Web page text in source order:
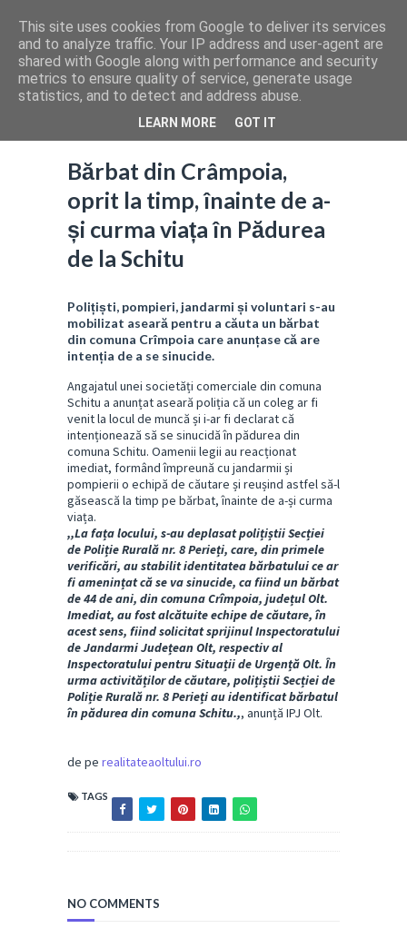
Bărbat din Crâmpoia,
oprit la timp, înainte de a-
și curma viața în Pădurea
de la Schitu
Polițiști, pompieri, jandarmi și voluntari s-au
mobilizat aseară pentru a căuta un bărbat
din comuna Crîmpoia care anunțase că are
intenția de a se sinucide.
Angajatul unei societăți comerciale din comuna
Schitu a anunțat aseară poliția că un coleg ar fi
venit la locul de muncă și i-ar fi declarat că
intenționează să se sinucidă în pădurea din
comuna Schitu. Oamenii legii au reacționat
imediat, formând împreună cu jandarmii și
pompierii o echipă de căutare și reușind astfel să-l
găsească la timp pe bărbat, înainte de a-și curma
viața.
,,La fața locului, s-au deplasat polițiștii Secției
de Poliție Rurală nr. 8 Perieți, care, din primele
verificări, au stabilit identitatea bărbatului ce ar
fi amenințat că se va sinucide, ca fiind un bărbat
de 44 de ani, din comuna Crîmpoia, județul Olt.
Imediat, au fost alcătuite echipe de căutare, în
acest sens, fiind solicitat sprijinul Inspectoratului
de Jandarmi Județean Olt, respectiv al
Inspectoratului pentru Situații de Urgență Olt. În
urma activităților de căutare, polițiștii Secției de
Poliție Rurală nr. 8 Perieți au identificat bărbatul
în pădurea din comuna Schitu.,, anunță IPJ Olt.
de pe realitateaoltului.ro
TAGS
NO COMMENTS
This site uses cookies from Google to deliver its services
and to analyze traffic. Your IP address and user-agent are
shared with Google along with performance and security
metrics to ensure quality of service, generate usage
statistics, and to detect and address abuse.
LEARN MORE GOT IT